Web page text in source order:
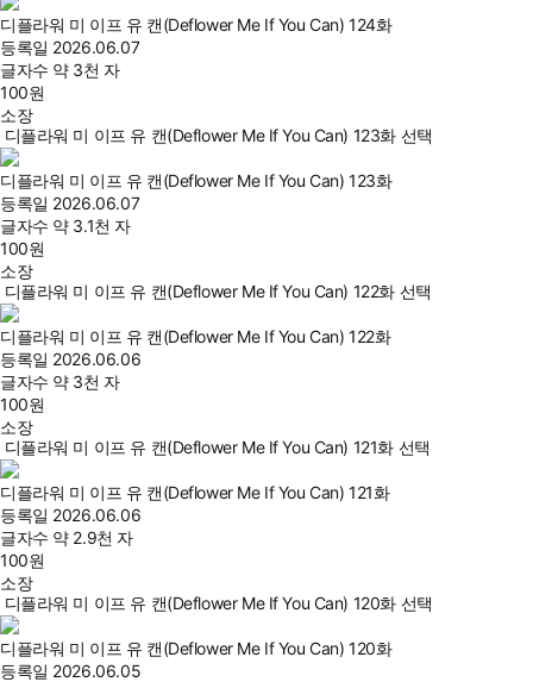
디플라워 미 이프 유 캔(Deflower Me If You Can) 124화
등록일 2026.06.07
글자수 약 3천 자
100원
소장
디플라워 미 이프 유 캔(Deflower Me If You Can) 123화 선택
디플라워 미 이프 유 캔(Deflower Me If You Can) 123화
등록일 2026.06.07
글자수 약 3.1천 자
100원
소장
디플라워 미 이프 유 캔(Deflower Me If You Can) 122화 선택
디플라워 미 이프 유 캔(Deflower Me If You Can) 122화
등록일 2026.06.06
글자수 약 3천 자
100원
소장
디플라워 미 이프 유 캔(Deflower Me If You Can) 121화 선택
디플라워 미 이프 유 캔(Deflower Me If You Can) 121화
등록일 2026.06.06
글자수 약 2.9천 자
100원
소장
디플라워 미 이프 유 캔(Deflower Me If You Can) 120화 선택
디플라워 미 이프 유 캔(Deflower Me If You Can) 120화
등록일 2026.06.05